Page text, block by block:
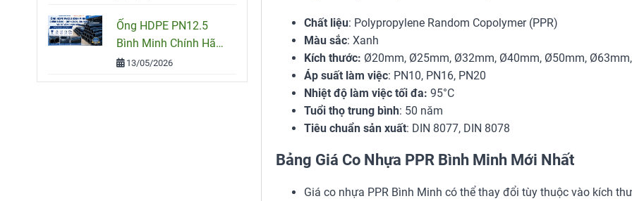
Chất liệu: Polypropylene Random Copolymer (PPR)
Màu sắc: Xanh
Kích thước: Ø20mm, Ø25mm, Ø32mm, Ø40mm, Ø50mm,
Áp suất làm việc: PN10, PN16, PN20
Nhiệt độ làm việc tối đa: 95°C
Tuổi thọ trung bình: 50 năm
Tiêu chuẩn sản xuất: DIN 8077, DIN 8078
Bảng Giá Co Nhựa PPR Bình Minh Mới Nhất
Giá co nhựa PPR Bình Minh có thể thay đổi tùy thuộc vào kích
Ống HDPE PN12.5
Bình Minh Chính Hãng
– Quy Cách, Giá Bán
Và Tư Vấn Chọn Mua
13/05/2026